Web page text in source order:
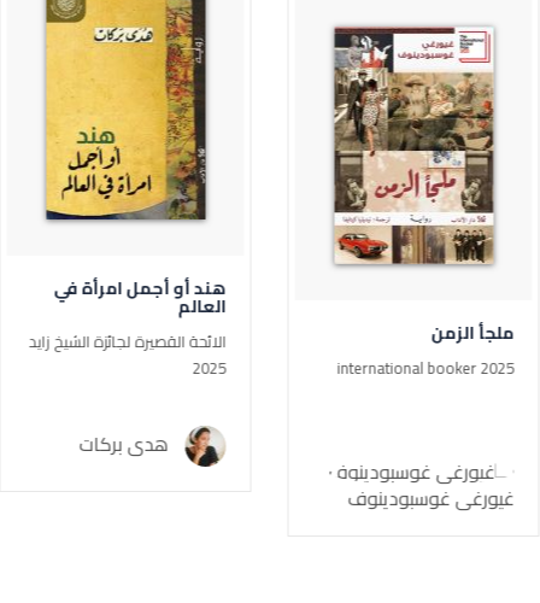
ملجأ الزمن
international booker 2025
غيورغي غوسبودينوف
هند أو أجمل امرأة في
العالم
الائحة القصيرة لجائزة الشيخ زايد
2025
هدى بركات